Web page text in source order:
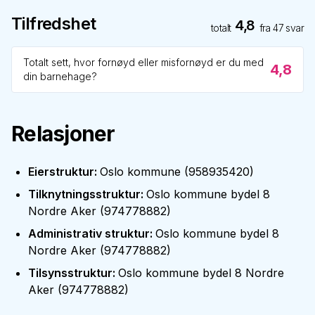
Tilfredshet totalt 4,8 fra47 svar
Totalt sett, hvor fornøyd eller misfornøyd er du med
din barnehage?
4,8
Relasjoner
Eierstruktur: Oslo kommune (958935420)
Tilknytningsstruktur: Oslo kommune bydel 8
Nordre Aker (974778882)
Administrativ struktur: Oslo kommune bydel 8
Nordre Aker (974778882)
Tilsynsstruktur: Oslo kommune bydel 8 Nordre
Aker (974778882)